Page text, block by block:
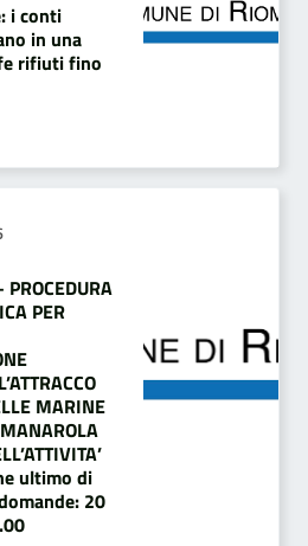
i conti
in una
rifiuti fino
PER
MARINE
ultimo di
20